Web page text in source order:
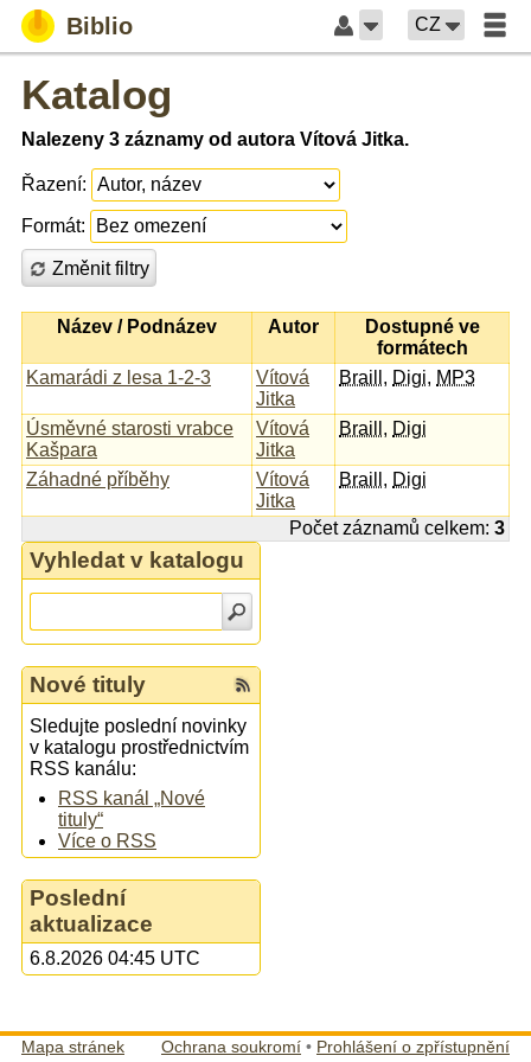
Biblio CZ
Katalog
Nalezeny 3 záznamy od autora Vítová Jitka.
Řazení:
Formát:
Změnit filtry
Název / Podnázev Autor
Dostupné ve
formátech
Kamarádi z lesa 1-2-3
Vítová
Jitka
Braill , Digi, MP3
Úsměvné starosti vrabce
Kašpara
Vítová
Jitka
Braill , Digi
Záhadné příběhy
Vítová
Jitka
Braill , Digi
Počet záznamů celkem: 3
Vyhledat v katalogu
Nové tituly
Sledujte poslední novinky
v katalogu prostřednictvím
RSS kanálu:
RSS kanál „Nové
tituly“
Více o RSS
Poslední
aktualizace
6.8.2026 04:45 UTC
Mapa stránek Ochrana soukromí • Prohlášení o zpřístupnění